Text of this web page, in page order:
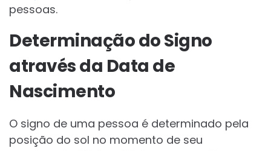
pessoas.
Determinação do Signo
através da Data de
Nascimento
O signo de uma pessoa é determinado pela
posição do sol no momento de seu